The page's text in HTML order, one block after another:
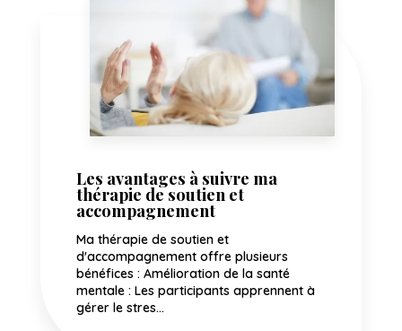
Les avantages à suivre ma
thérapie de soutien et
accompagnement
Ma thérapie de soutien et
d'accompagnement offre plusieurs
bénéfices : Amélioration de la santé
mentale : Les participants apprennent à
gérer le stres...